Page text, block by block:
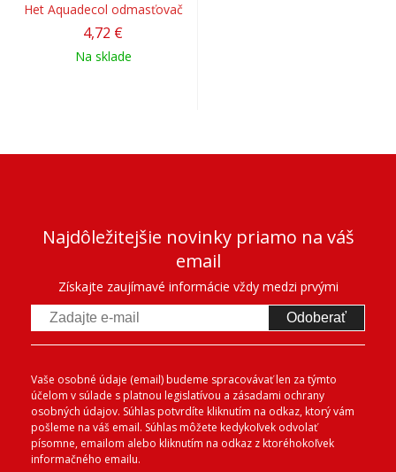
Het Aquadecol odmasťovač
4,72 €
Na sklade
Najdôležitejšie novinky priamo na váš
email
Získajte zaujímavé informácie vždy medzi prvými
Odoberať
Vaše osobné údaje (email) budeme spracovávať len za týmto
účelom v súlade s platnou legislatívou a zásadami ochrany
osobných údajov. Súhlas potvrdíte kliknutím na odkaz, ktorý vám
pošleme na váš email. Súhlas môžete kedykoľvek odvolať
písomne, emailom alebo kliknutím na odkaz z ktoréhokoľvek
informačného emailu.